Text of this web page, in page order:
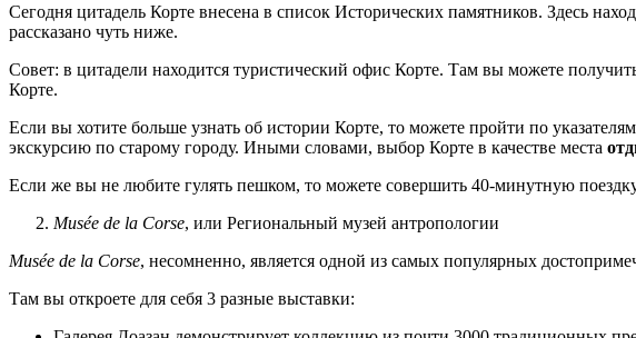
Сегодня цитадель Корте внесена в список Исторических памятников. Здесь
рассказано чуть ниже.
Совет: в цитадели находится туристический офис Корте. Там вы можете
Корте.
Если вы хотите больше узнать об истории Корте, то можете пройти по
экскурсию по старому городу. Иными словами, выбор Корте в качестве места
Если же вы не любите гулять пешком, то можете совершить 40-минутную
Musée de la Corse, или Региональный музей антропологии
Musée de la Corse, несомненно, является одной из самых популярных
Там вы откроете для себя 3 разные выставки: